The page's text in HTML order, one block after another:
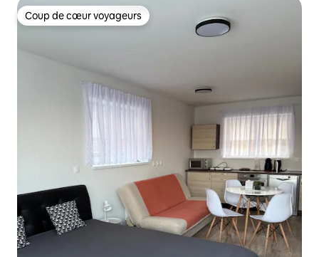
Coup de cœur voyageurs
Coup de cœur voyageurs